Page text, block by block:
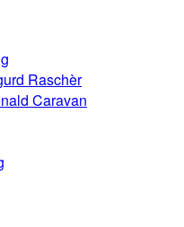
Raschèr
Caravan